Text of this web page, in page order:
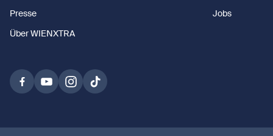
Presse
Jobs
Über WIENXTRA